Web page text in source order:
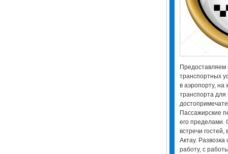
транспортных
в аэропорту, на
транспорта для
Пассажирские
его пределами.
встречи
Актау. Развозка
работу, с